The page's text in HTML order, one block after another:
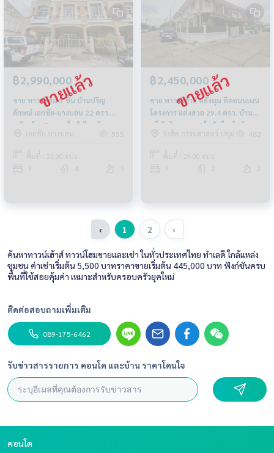
฿2,990,000
ขาย ทาวน์โฮม 3 ชั้น บ้านปริญ
ลักษณ์ เอกชัย-บางบอน 22 ตรว.
หน้ากว้าง 5 เมตร ใกล้เซ็นทรัล
พระราม 2
เอกชัย บางบอน 555
พื้นที่ : 22.00 ตร.ว.
4
฿2,450,000
ขาย ทาวน์เฮ้าส์ หลังมุม ติดถนนเมน
โครงการ แต่งสวย 29.4 ตรว. บ้านรื่น
ฤดี รังสิต คลอง 4 ใกล้ดรีมเวิลด์
รังสิต ธรรมศาสตร์ ปทุม
482
พื้นที่ : 29.00 ตร.ว.
‹ 1 2 ›
ค้นหาทาวน์เฮ้าส์ ทาวน์โฮมขายและเช่า ในทั่วประเทศไทย ทำเลดี ใกล้แหล่ง
ชุมชน ค่าเช่าเริ่มต้น 5,500 บาทราคาขายเริ่มต้น 445,000 บาท ฟังก์ชันครบ
พื้นที่ใช้สอยคุ้มค่า เหมาะสำหรับครอบครัวยุคใหม่
ติดต่อสอบถามเพิ่มเติม
089-175-6462
รับข่าวสารรายการ คอนโด และบ้าน ราคาโดนใจ
คอนโด